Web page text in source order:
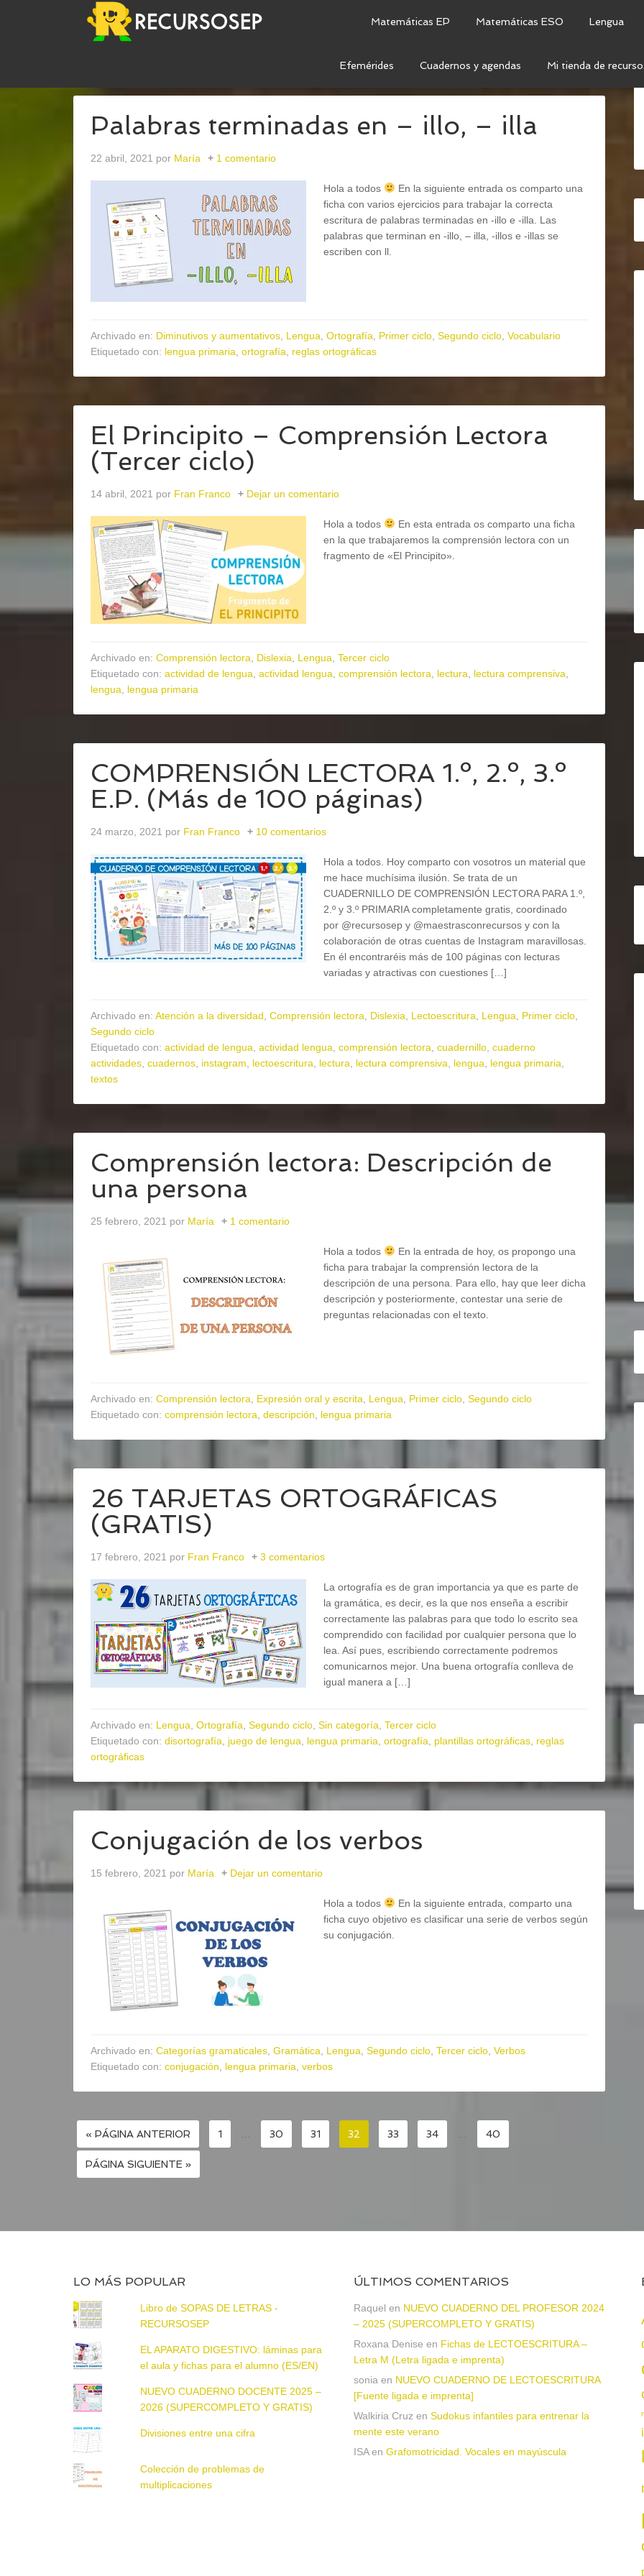
Matemáticas EP Matemáticas ESO Lengua
Efemérides Cuadernos y agendas Mi tienda de
Palabras terminadas en – illo, – illa
22 abril, 2021 por María 1 comentario
Hola a todos
En la siguiente entrada os comparto una
ficha con varios ejercicios para trabajar la correcta
escritura de palabras terminadas en -illo e -illa. Las
palabras que terminan en -illo, – illa, -illos e -illas se
escriben con ll.
Archivado en: Diminutivos y aumentativos Lengua Ortografía Primer ciclo Segundo ciclo Vocabulario
Etiquetado con: lengua primaria ortografía reglas ortográficas
El Principito – Comprensión Lectora
(Tercer ciclo)
14 abril, 2021 por Fran Franco Dejar un comentario
Hola a todos
En esta entrada os comparto una ficha
en la que trabajaremos la comprensión lectora con un
fragmento de «El Principito».
Archivado en: Comprensión lectora Dislexia Lengua Tercer ciclo
Etiquetado con: actividad de lengua actividad lengua comprensión lectora lectura lectura comprensiva
lengua
lengua primaria
COMPRENSIÓN LECTORA 1.º, 2.º, 3.º
E.P. (Más de 100 páginas)
24 marzo, 2021 por Fran Franco 10 comentarios
Hola a todos. Hoy comparto con vosotros un material que
me hace muchísima ilusión. Se trata de un
CUADERNILLO DE COMPRENSIÓN LECTORA PARA 1.º,
2.º y 3.º PRIMARIA completamente gratis, coordinado
por @recursosep y @maestrasconrecursos y con la
colaboración de otras cuentas de Instagram maravillosas.
En él encontraréis más de 100 páginas con lecturas
variadas y atractivas con cuestiones […]
Archivado en: Atención a la diversidad Comprensión lectora Dislexia Lectoescritura Lengua Primer ciclo
Segundo ciclo
Etiquetado con: actividad de lengua actividad lengua comprensión lectora cuadernillo cuaderno
actividades cuadernos instagram lectoescritura lectura lectura comprensiva lengua lengua primaria
textos
Comprensión lectora: Descripción de
una persona
25 febrero, 2021 por María 1 comentario
Hola a todos
En la entrada de hoy, os propongo una
ficha para trabajar la comprensión lectora de la
descripción de una persona. Para ello, hay que leer dicha
descripción y posteriormente, contestar una serie de
preguntas relacionadas con el texto.
Archivado en: Comprensión lectora Expresión oral y escrita Lengua Primer ciclo Segundo ciclo
Etiquetado con: comprensión lectora descripción lengua primaria
26 TARJETAS ORTOGRÁFICAS
(GRATIS)
17 febrero, 2021 por Fran Franco 3 comentarios
La ortografía es de gran importancia ya que es parte de
la gramática, es decir, es la que nos enseña a escribir
correctamente las palabras para que todo lo escrito sea
comprendido con facilidad por cualquier persona que lo
lea. Así pues, escribiendo correctamente podremos
comunicarnos mejor. Una buena ortografía conlleva de
igual manera a […]
Archivado en: Lengua Ortografía Segundo ciclo Sin categoría Tercer ciclo
Etiquetado con: disortografía juego de lengua lengua primaria ortografía plantillas ortográficas reglas
ortográficas
Conjugación de los verbos
15 febrero, 2021 por María Dejar un comentario
Hola a todos
En la siguiente entrada, comparto una
ficha cuyo objetivo es clasificar una serie de verbos según
su conjugación.
Archivado en: Categorías gramaticales Gramática Lengua Segundo ciclo Tercer ciclo Verbos
Etiquetado con: conjugación lengua primaria verbos
« PÁGINA ANTERIOR 1 30 31 32 33 34 40
PÁGINA SIGUIENTE »
LO MÁS POPULAR
Libro de SOPAS DE LETRAS -
RECURSOSEP
EL APARATO DIGESTIVO: láminas para
el aula y fichas para el alumno (ES/EN)
NUEVO CUADERNO DOCENTE 2025 –
2026 (SUPERCOMPLETO Y GRATIS)
Divisiones entre una cifra
Colección de problemas de
multiplicaciones
ÚLTIMOS COMENTARIOS
Raquel en NUEVO CUADERNO DEL PROFESOR 2024
– 2025 (SUPERCOMPLETO Y GRATIS)
Roxana Denise en Fichas de LECTOESCRITURA –
Letra M (Letra ligada e imprenta)
sonia en NUEVO CUADERNO DE LECTOESCRITURA
[Fuente ligada e imprenta]
Walkiria Cruz en Sudokus infantiles para entrenar la
mente este verano
ISAen Grafomotricidad. Vocales en mayúscula